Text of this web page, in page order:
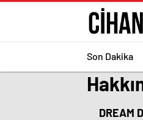
Son Dakika
DREAM